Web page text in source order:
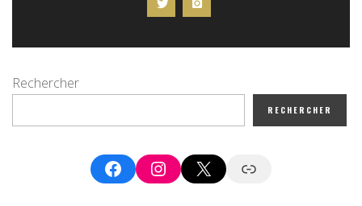
Rechercher
RECHERCHER
FacebookInstagram
X Google News